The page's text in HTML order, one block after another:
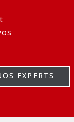
EXPERTS